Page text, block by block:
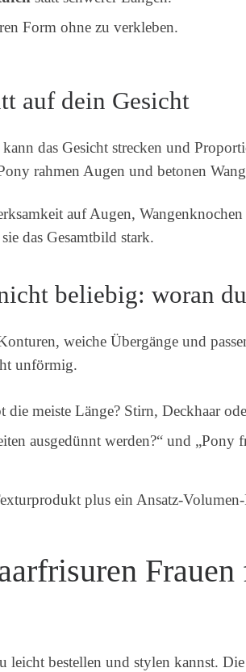
Form ohne zu verkleben.
auf dein Gesicht
kann das Gesicht strecken und
rahmen Augen und betonen
auf Augen,
das Gesamtbild stark.
beliebig: woran
weiche Übergänge und
unförmig.
die meiste Länge? Stirn, Deckhaar
ausgedünnt werden?“ und „Pony
plus ein Ansatz-
leicht bestellen und stylen kannst.